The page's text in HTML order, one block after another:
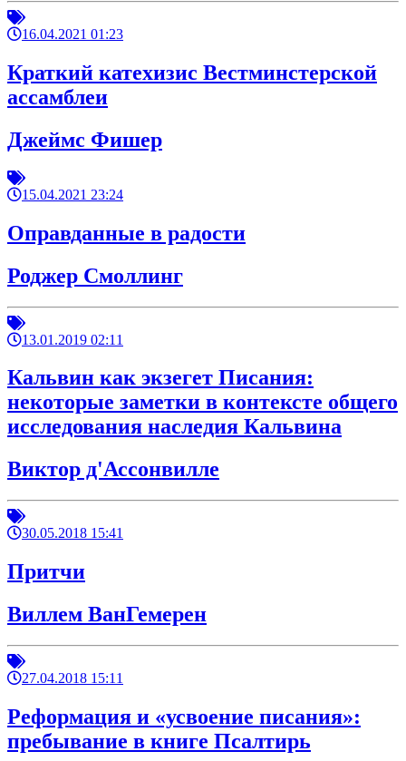
16.04.2021 01:23
Краткий катехизис Вестминстерской
ассамблеи
Джеймс Фишер
15.04.2021 23:24
Оправданные в радости
Роджер Смоллинг
13.01.2019 02:11
Кальвин как экзегет Писания:
некоторые заметки в контексте общего
исследования наследия Кальвина
Виктор д'Ассонвилле
30.05.2018 15:41
Притчи
Виллем ВанГемерен
27.04.2018 15:11
Реформация и «усвоение писания»:
пребывание в книге Псалтирь